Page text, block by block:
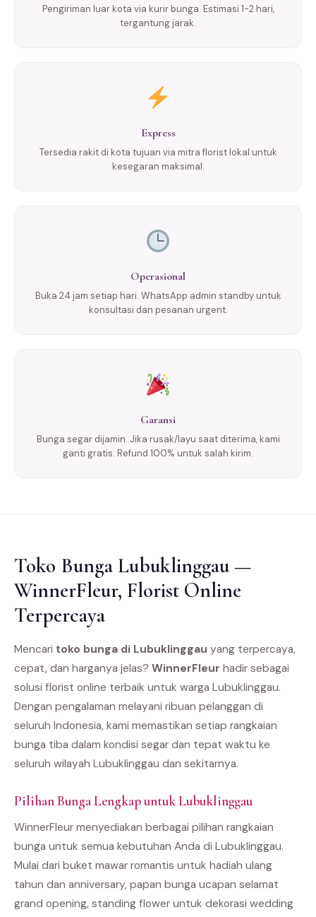
Pengiriman luar kota via kurir bunga. Estimasi 1-2 hari,
tergantung jarak.
Express
Tersedia rakit di kota tujuan via mitra florist lokal untuk
kesegaran maksimal.
Operasional
Buka 24 jam setiap hari. WhatsApp admin standby untuk
konsultasi dan pesanan urgent.
Garansi
Bunga segar dijamin. Jika rusak/layu saat diterima, kami
ganti gratis. Refund 100% untuk salah kirim.
Toko Bunga Lubuklinggau —
WinnerFleur, Florist Online
Terpercaya
Mencari toko bunga di Lubuklinggau yang terpercaya,
cepat, dan harganya jelas? WinnerFleur hadir sebagai
solusi florist online terbaik untuk warga Lubuklinggau.
Dengan pengalaman melayani ribuan pelanggan di
seluruh Indonesia, kami memastikan setiap rangkaian
bunga tiba dalam kondisi segar dan tepat waktu ke
seluruh wilayah Lubuklinggau dan sekitarnya.
Pilihan Bunga Lengkap untuk Lubuklinggau
WinnerFleur menyediakan berbagai pilihan rangkaian
bunga untuk semua kebutuhan Anda di Lubuklinggau.
Mulai dari buket mawar romantis untuk hadiah ulang
tahun dan anniversary, papan bunga ucapan selamat
grand opening, standing flower untuk dekorasi wedding